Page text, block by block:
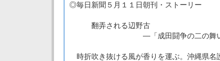
◎毎日新聞５月１１日朝刊・ストーリー
翻弄される辺野古
―「成田闘争の二の舞い
時折吹き抜ける風が香りを運ぶ。沖縄県名